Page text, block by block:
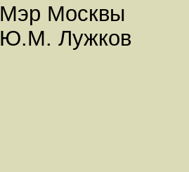
Мэр Москвы
Ю.М. Лужков